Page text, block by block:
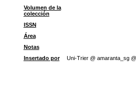
Volumen de la
colección
ISSN
Área
Notas
Insertado por
Uni-Trier @ amaranta_sg @